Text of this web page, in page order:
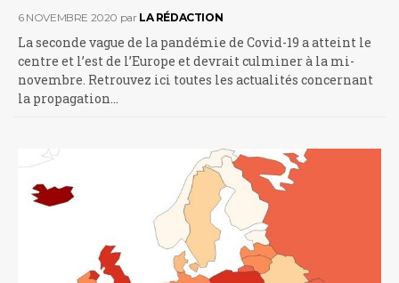
6 NOVEMBRE 2020 par LA RÉDACTION
La seconde vague de la pandémie de Covid-19 a atteint le
centre et l’est de l’Europe et devrait culminer à la mi-
novembre. Retrouvez ici toutes les actualités concernant
la propagation…